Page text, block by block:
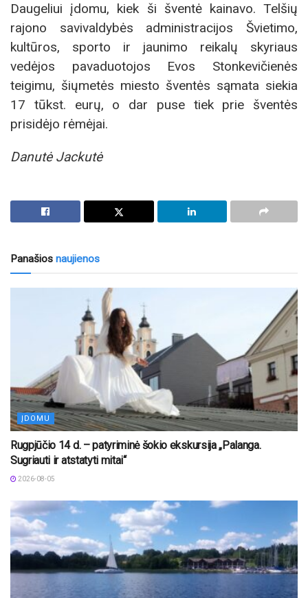
Daugeliui įdomu, kiek ši šventė kainavo. Telšių
rajono savivaldybės administracijos Švietimo,
kultūros, sporto ir jaunimo reikalų skyriaus
vedėjos pavaduotojos Evos Stonkevičienės
teigimu, šiųmetės miesto šventės sąmata siekia
17 tūkst. eurų, o dar puse tiek prie šventės
prisidėjo rėmėjai.
Danutė Jackutė
Panašios naujienos
ĮDOMU
Rugpjūčio 14 d. – patyriminė šokio ekskursija „Palanga.
Sugriauti ir atstatyti mitai“
2026-08-05